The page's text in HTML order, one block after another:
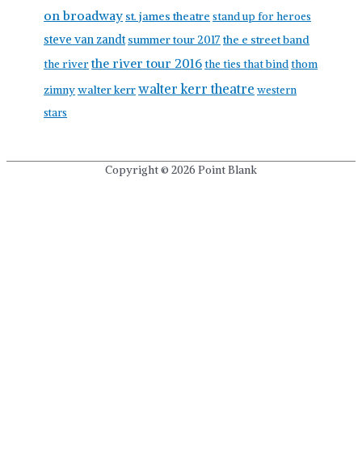
on broadway st. james theatre stand up for heroes
steve van zandt summer tour 2017 the e street band
the riverthe river tour 2016the ties that bindthom
zimnywalter kerrwalter kerr theatre western
stars
Copyright © 2026 Point Blank